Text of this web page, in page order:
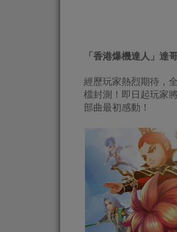
「香港爆機達人」達
經歷玩家熱烈期待，
檔封測！即日起玩家
部曲最初感動！